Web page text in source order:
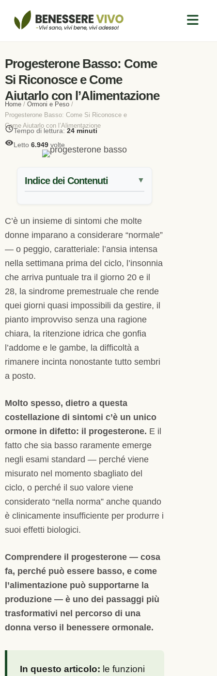
Progesterone Basso: Come
Si Riconosce e Come
Aiutarlo con l’Alimentazione
Home / Ormoni e Peso /
Progesterone Basso: Come Si Riconosce e
Come Aiutarlo con l’Alimentazione
Tempo di lettura:24 minuti
Letto 6.949 volte
Indice dei Contenuti ▼
C’è un insieme di sintomi che molte
donne imparano a considerare “normale”
— o peggio, caratteriale: l’ansia intensa
nella settimana prima del ciclo, l’insonnia
che arriva puntuale tra il giorno 20 e il
28, la sindrome premestruale che rende
quei giorni quasi impossibili da gestire, il
pianto improvviso senza una ragione
chiara, la ritenzione idrica che gonfia
l’addome e le gambe, la difficoltà a
rimanere incinta nonostante tutto sembri
a posto.
Molto spesso, dietro a questa
costellazione di sintomi c’è un unico
ormone in difetto: il progesterone. E il
fatto che sia basso raramente emerge
negli esami standard — perché viene
misurato nel momento sbagliato del
ciclo, o perché il suo valore viene
considerato “nella norma” anche quando
è clinicamente insufficiente per produrre i
suoi effetti biologici.
Comprendere il progesterone — cosa
fa, perché può essere basso, e come
l’alimentazione può supportarne la
produzione — è uno dei passaggi più
trasformativi nel percorso di una
donna verso il benessere ormonale.
In questo articolo: le funzioni